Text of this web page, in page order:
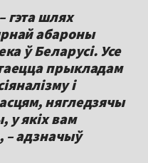
гэта шлях
абароны
ў Беларусі. Усе
прыкладам
і
нягледзячы
у якіх вам
– адзначыў